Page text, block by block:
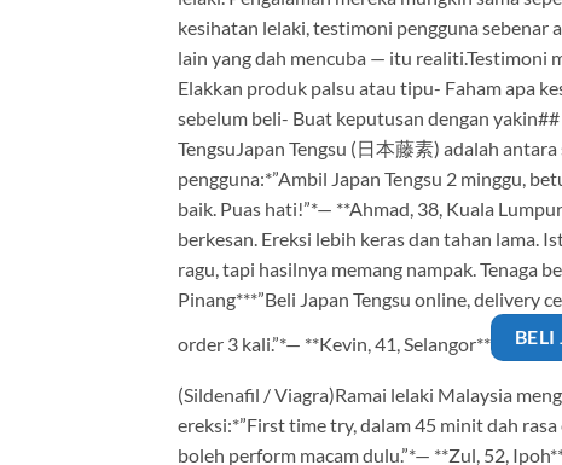
kesihatan lelaki, testimoni pengguna
lain yang dah mencuba — itu realiti.Testimoni
Elakkan produk palsu atau tipu- Faham apa
sebelum beli- Buat keputusan dengan
TengsuJapan Tengsu (日本藤素) adalah
pengguna:*”Ambil Japan Tengsu 2 minggu,
baik. Puas hati!”*— **Ahmad, 38, Kuala
berkesan. Ereksi lebih keras dan tahan lama.
ragu, tapi hasilnya memang nampak. Tenaga
Pinang***”Beli Japan Tengsu online, delivery
order 3 kali.”*— **Kevin, 41, Selangor**
BELI
(Sildenafil / Viagra)Ramai lelaki Malaysia
ereksi:*”First time try, dalam 45 minit dah
boleh perform macam dulu.”*— **Zul, 52,